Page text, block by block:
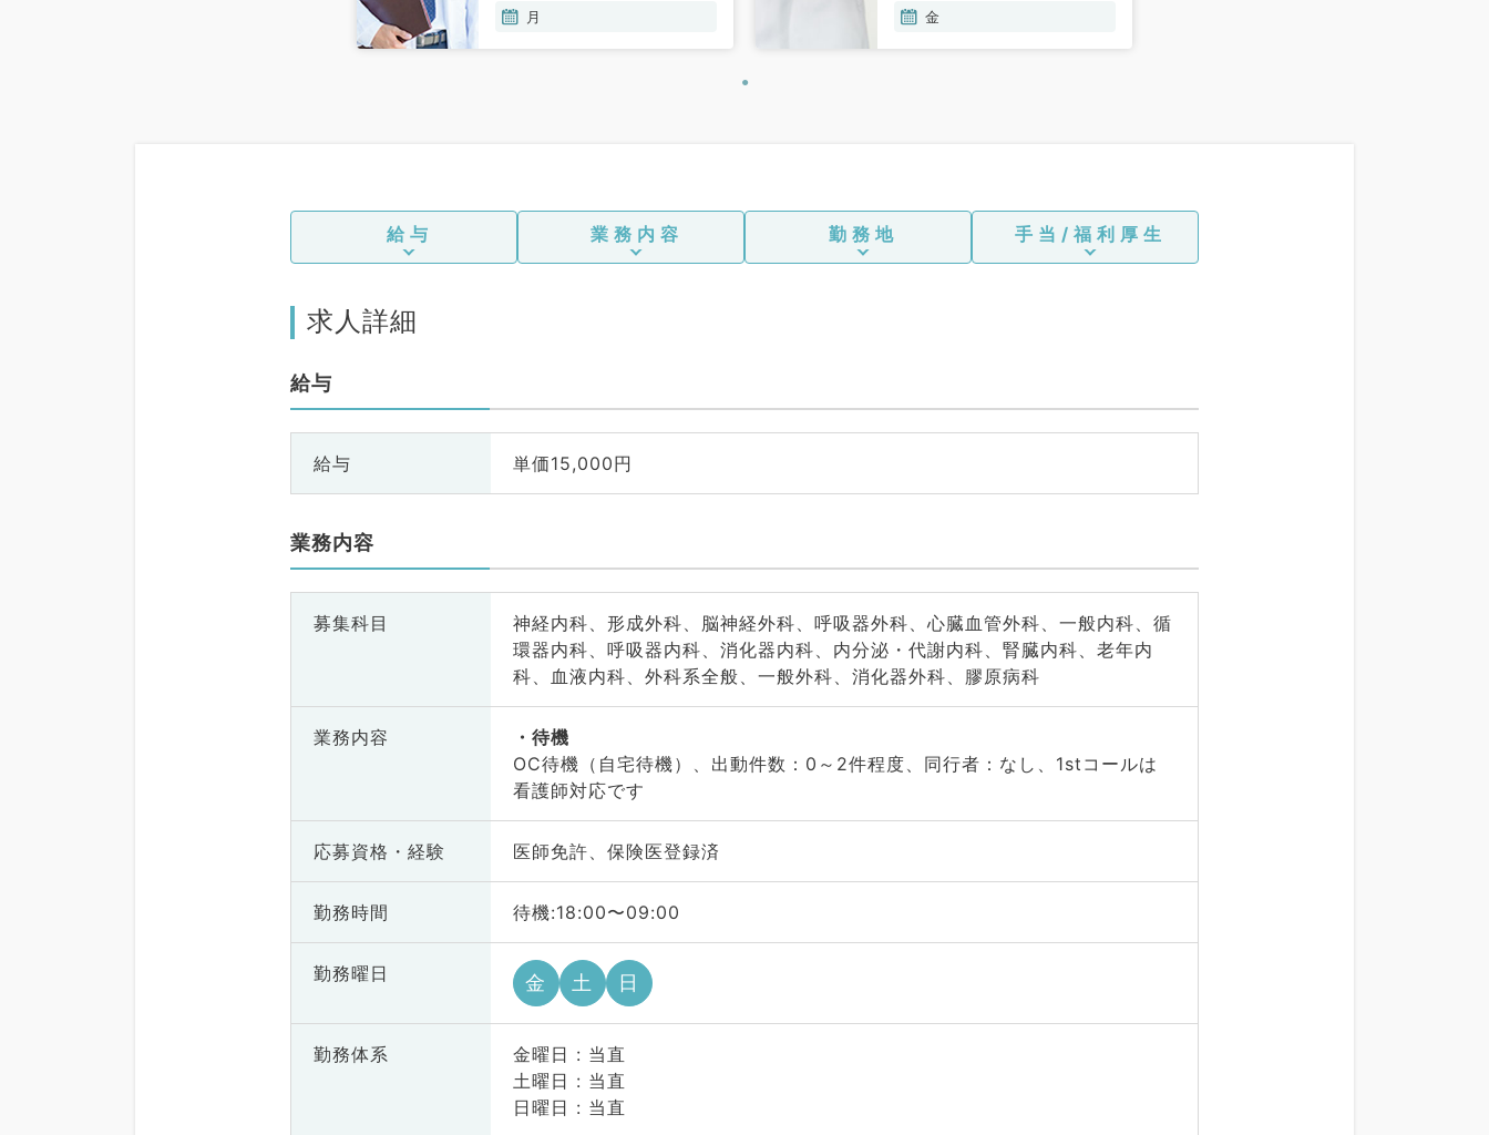
分泌・代謝内科、腎臓内
月
金
給与 業務内容 勤務地 手当/福利厚生
求人詳細
給与
給与 単価15,000円
業務内容
募集科目
神経内科、形成外科、脳神経外科、呼吸器外科、心臓血管外科、一般内科、循
環器内科、呼吸器内科、消化器内科、内分泌・代謝内科、腎臓内科、老年内
科、血液内科、外科系全般、一般外科、消化器外科、膠原病科
業務内容
待機
OC待機（自宅待機）、出動件数：0～2件程度、同行者：なし、1stコールは
看護師対応です
応募資格・ 経験 医師免許、保険医登録済
勤務時間 待機:18:00〜09:00
勤務曜日 金 土 日
勤務体系
金曜日 : 当直
土曜日 : 当直
日曜日 : 当直